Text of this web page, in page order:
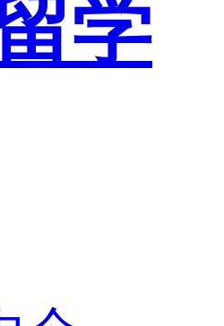
学